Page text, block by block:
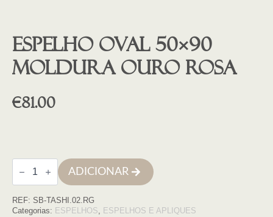
Espelho oval 50×90
moldura ouro rosa
€81.00
Quantidade
de
Espelho
50x90
moldura
ADICIONAR
REF: SB-TASHI.02.RG
Categorias: ESPELHOS, ESPELHOS E APLIQUES